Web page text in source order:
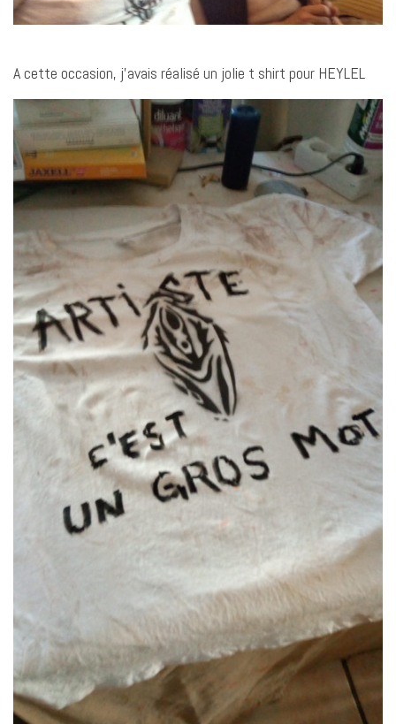
A cette occasion, j’avais réalisé un jolie t shirt pour HEYLEL